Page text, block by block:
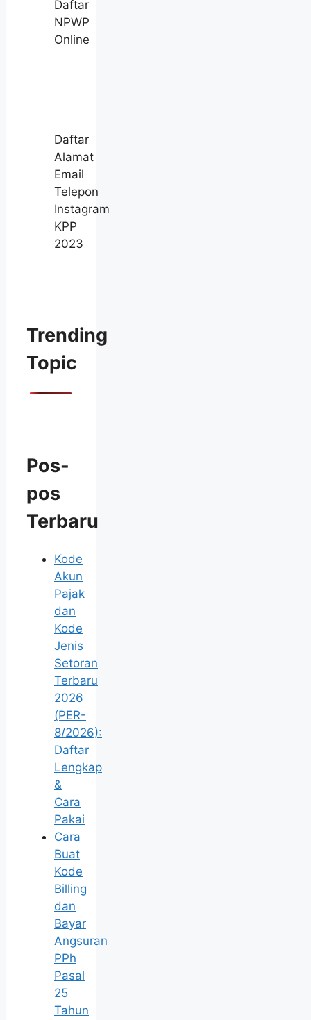
Daftar
NPWP
Online
Daftar
Alamat
Email
Telepon
Instagram
KPP
2023
Trending
Topic
Pos-
pos
Terbaru
Kode
Akun
Pajak
dan
Kode
Jenis
Setoran
Terbaru
2026
(PER-
8/2026):
Daftar
Lengkap
&
Cara
Pakai
Cara
Buat
Kode
Billing
dan
Bayar
Angsuran
PPh
Pasal
25
Tahun